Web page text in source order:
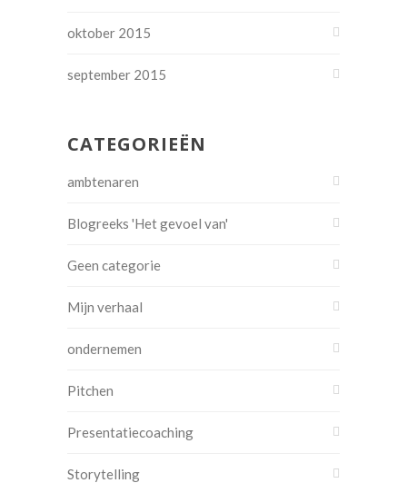
oktober 2015
september 2015
CATEGORIEËN
ambtenaren
Blogreeks 'Het gevoel van'
Geen categorie
Mijn verhaal
ondernemen
Pitchen
Presentatiecoaching
Storytelling